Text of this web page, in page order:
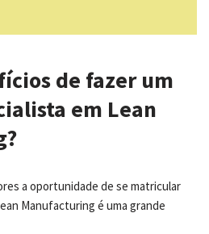
de fazer um
em Lean
a oportunidade de se matricular
Manufacturing é uma grande